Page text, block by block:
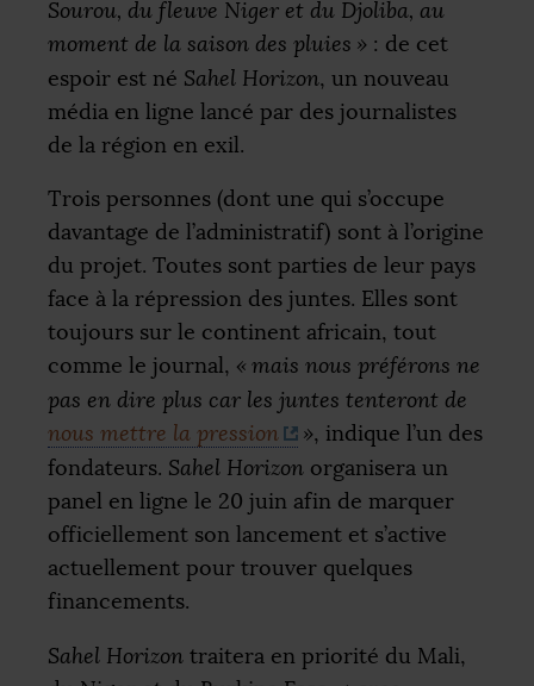
Sourou, du fleuve Niger et du Djoliba, au
moment de la saison des pluies » : de cet
espoir est né Sahel Horizon, un nouveau
média en ligne lancé par des journalistes
de la région en exil.
Trois personnes (dont une qui s’occupe
davantage de l’administratif) sont à l’origine
du projet. Toutes sont parties de leur pays
face à la répression des juntes. Elles sont
toujours sur le continent africain, tout
comme le journal, « mais nous préférons ne
pas en dire plus car les juntes tenteront de
nous mettre la pression
», indique l’un des
fondateurs. Sahel Horizon organisera un
panel en ligne le 20 juin afin de marquer
officiellement son lancement et s’active
actuellement pour trouver quelques
financements.
Sahel Horizon traitera en priorité du Mali,